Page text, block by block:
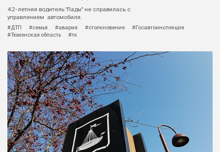
42-летняя водитель "Лады" не справилась с
управлением автомобиля.
#ДТП
#семья #авария #столкновение
#Госавтоинспекция
#Тюменская область
#тк